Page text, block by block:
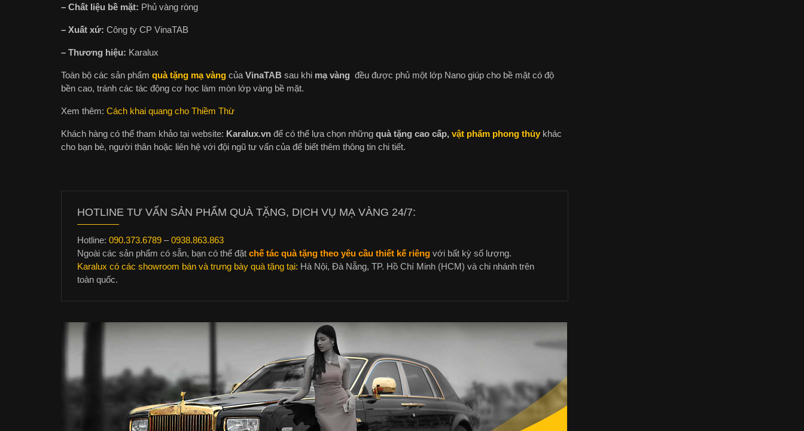
– Chất liệu bề mặt: Phủ vàng ròng
– Xuất xứ: Công ty CP VinaTAB
– Thương hiệu: Karalux
Toàn bộ các sản phẩm quà tặng mạ vàng của VinaTAB sau khi mạ vàng đều được phủ một lớp Nano giúp cho bề mặt có độ
bền cao, tránh các tác động cơ học làm mòn lớp vàng bề mặt.
Xem thêm: Cách khai quang cho Thiềm Thừ
Khách hàng có thể tham khảo tại website: Karalux.vn để có thể lựa chọn những quà tặng cao cấp, vật phẩm phong thủy khác
cho bạn bè, người thân hoặc liên hệ với đội ngũ tư vấn của để biết thêm thông tin chi tiết.
HOTLINE TƯ VẤN SẢN PHẨM QUÀ TẶNG, DỊCH VỤ MẠ VÀNG 24/7:
Hotline: 090.373.6789 –0938.863.863
Ngoài các sản phẩm có sẵn, bạn có thể đặt chế tác quà tặng theo yêu cầu thiết kế riêng với bất kỳ số lượng.
Karalux có các showroom bán và trưng bày quà tặng tại: Hà Nội, Đà Nẵng, TP. Hồ Chí Minh (HCM) và chi nhánh trên
toàn quốc.